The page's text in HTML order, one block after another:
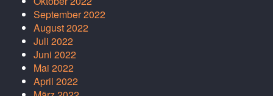
September 2022
August 2022
Juli 2022
Juni 2022
Mai 2022
April 2022